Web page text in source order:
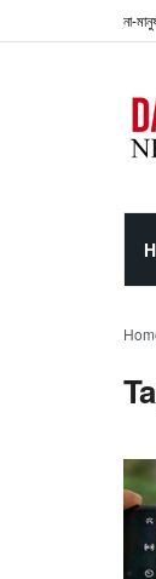
না-